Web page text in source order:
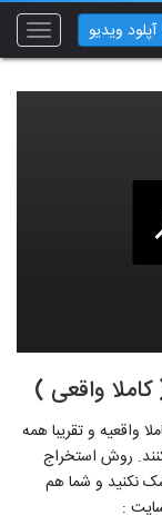
Toggle
آپلود ویدیو
واقعی )
واقعیه و تقریبا همه
روش استخراج
نکنید و شما هم
: